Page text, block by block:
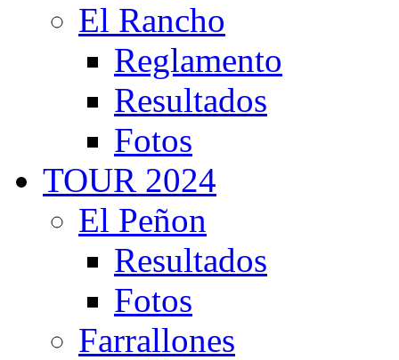
El Rancho
Reglamento
Resultados
Fotos
TOUR 2024
El Peñon
Resultados
Fotos
Farrallones